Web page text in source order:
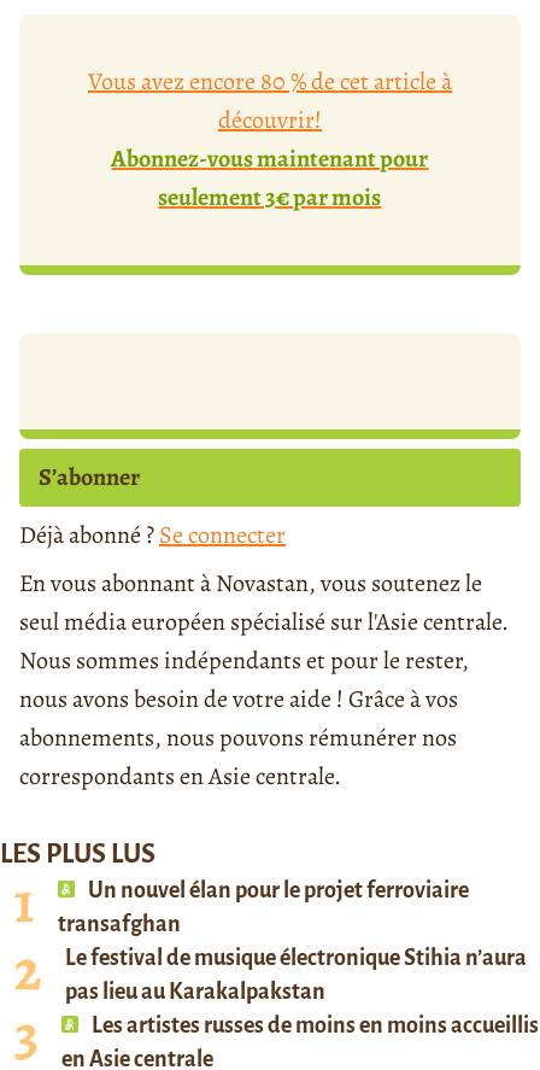
Vous avez encore 80 % de cet article à
découvrir!
Abonnez-vous maintenant pour
seulement 3€ par mois
S’abonner
Déjà abonné ?Se connecter
En vous abonnant à Novastan, vous soutenez le
seul média européen spécialisé sur l'Asie centrale.
Nous sommes indépendants et pour le rester,
nous avons besoin de votre aide ! Grâce à vos
abonnements, nous pouvons rémunérer nos
correspondants en Asie centrale.
LES PLUS LUS
Un nouvel élan pour le projet ferroviaire
transafghan
Le festival de musique électronique Stihia n’aura
pas lieu au Karakalpakstan
Les artistes russes de moins en moins accueillis
en Asie centrale